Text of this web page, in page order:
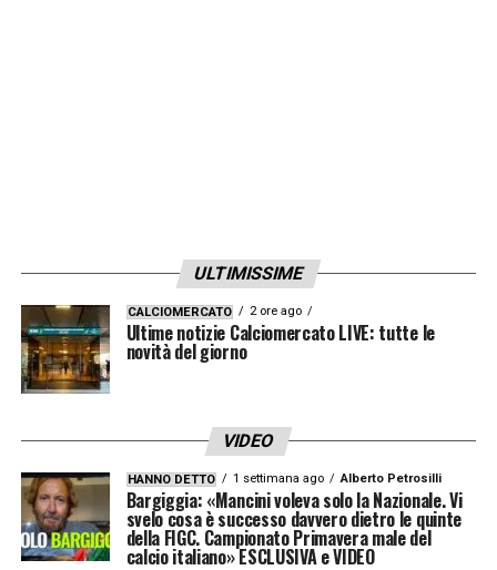
senza alcuna autorizzazione, con l’unico
obiettivo di generare clamore e danneggiare
la Società. Per questo motivo, la S.S. Lazio e
io personalmente provvederemo a segnalare
dati personali e alle autorità competenti,
affinché vengano accertate tutte le
responsabilità del caso.
Ho inoltre già richiesto, da tempo, alla Giunta
ULTIMISSIME
CALCIOMERCATO 2 ore ago
Ultime notizie Calciomercato LIVE: tutte le
novità del giorno
VIDEO
HANNO DETTO 1 settimana ago Alberto Petrosilli
Bargiggia: «Mancini voleva solo la Nazionale. Vi
svelo cosa è successo davvero dietro le quinte
della FIGC. Campionato Primavera male del
calcio italiano» ESCLUSIVA e VIDEO